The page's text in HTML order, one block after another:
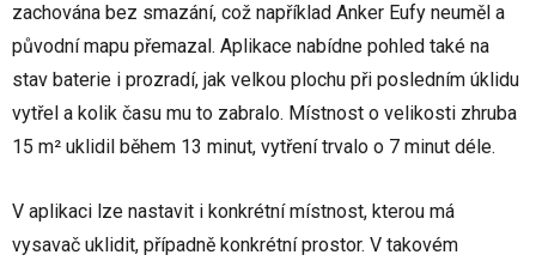
zachována bez smazání, což například Anker Eufy neuměl a
původní mapu přemazal. Aplikace nabídne pohled také na
stav baterie i prozradí, jak velkou plochu při posledním úklidu
vytřel a kolik času mu to zabralo. Místnost o velikosti zhruba
15 m² uklidil během 13 minut, vytření trvalo o 7 minut déle.
V aplikaci lze nastavit i konkrétní místnost, kterou má
vysavač uklidit, případně konkrétní prostor. V takovém